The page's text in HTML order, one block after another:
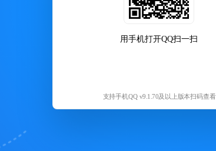
用手机打开QQ扫一扫
支持手机QQ v9.1.70及以上版本扫码查看